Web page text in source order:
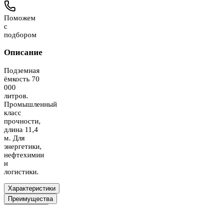
Поможем
с
подбором
Описание
Подземная
ёмкость 70
000
литров.
Промышленный
класс
прочности,
длина 11,4
м. Для
энергетики,
нефтехимии
и
логистики.
Характеристики
Преимущества